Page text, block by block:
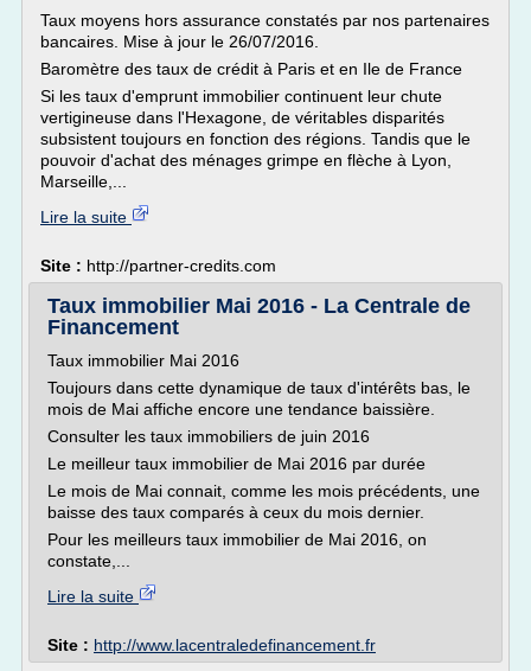
Taux moyens hors assurance constatés par nos partenaires
bancaires. Mise à jour le 26/07/2016.
Baromètre des taux de crédit à Paris et en Ile de France
Si les taux d'emprunt immobilier continuent leur chute
vertigineuse dans l'Hexagone, de véritables disparités
subsistent toujours en fonction des régions. Tandis que le
pouvoir d'achat des ménages grimpe en flèche à Lyon,
Marseille,...
Lire la suite
Site : http://partner-credits.com
Taux immobilier Mai 2016 - La Centrale de
Financement
Taux immobilier Mai 2016
Toujours dans cette dynamique de taux d'intérêts bas, le
mois de Mai affiche encore une tendance baissière.
Consulter les taux immobiliers de juin 2016
Le meilleur taux immobilier de Mai 2016 par durée
Le mois de Mai connait, comme les mois précédents, une
baisse des taux comparés à ceux du mois dernier.
Pour les meilleurs taux immobilier de Mai 2016, on
constate,...
Lire la suite
Site : http://www.lacentraledefinancement.fr